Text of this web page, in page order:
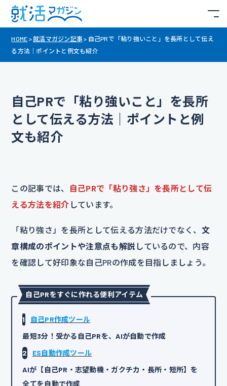
HOME >就活マガジン記事 > 自己PRで「粘り強いこと」を長所として伝え
る方法｜ポイントと例文も紹介
自己PRで「粘り強いこと」を長所
として伝える方法｜ポイントと例
文も紹介
この記事では、
自己PRで「粘り強さ」を長所として伝
える方法を紹介 しています。
「粘り強さ」を長所として伝える方法だけでなく、 文
章構成のポイントや注意点も解説 しているので、内容
を確認して好印象な自己PRの作成を目指しましょう。
自己PRをすぐに作れる便利アイテム
1
自己PR作成ツール
最短3分！受かる自己PRを、AIが自動で作成
2
ES自動作成ツール
AIが【自己PR・志望動機・ガクチカ・長所・短所】を
全てを自動で作成